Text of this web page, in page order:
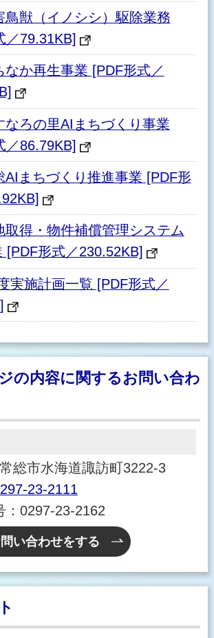
鳥獣（イノシシ）駆除業務
／79.31KB]
なか再生事業 [PDF形式／
なろの里AIまちづくり事業
／86.79KB]
AIまちづくり推進事業 [PDF形
取得・物件補償管理システム
[PDF形式／230.52KB]
実施計画一覧 [PDF形式／
の内容に関するお問い合わ
総市水海道諏訪町3222-3
23-2111
：0297-23-2162
い合わせをする